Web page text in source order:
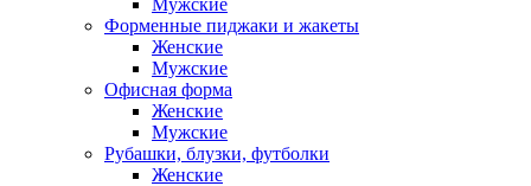
Мужские
Форменные пиджаки и жакеты
Женские
Мужские
Офисная форма
Женские
Мужские
Рубашки, блузки, футболки
Женские